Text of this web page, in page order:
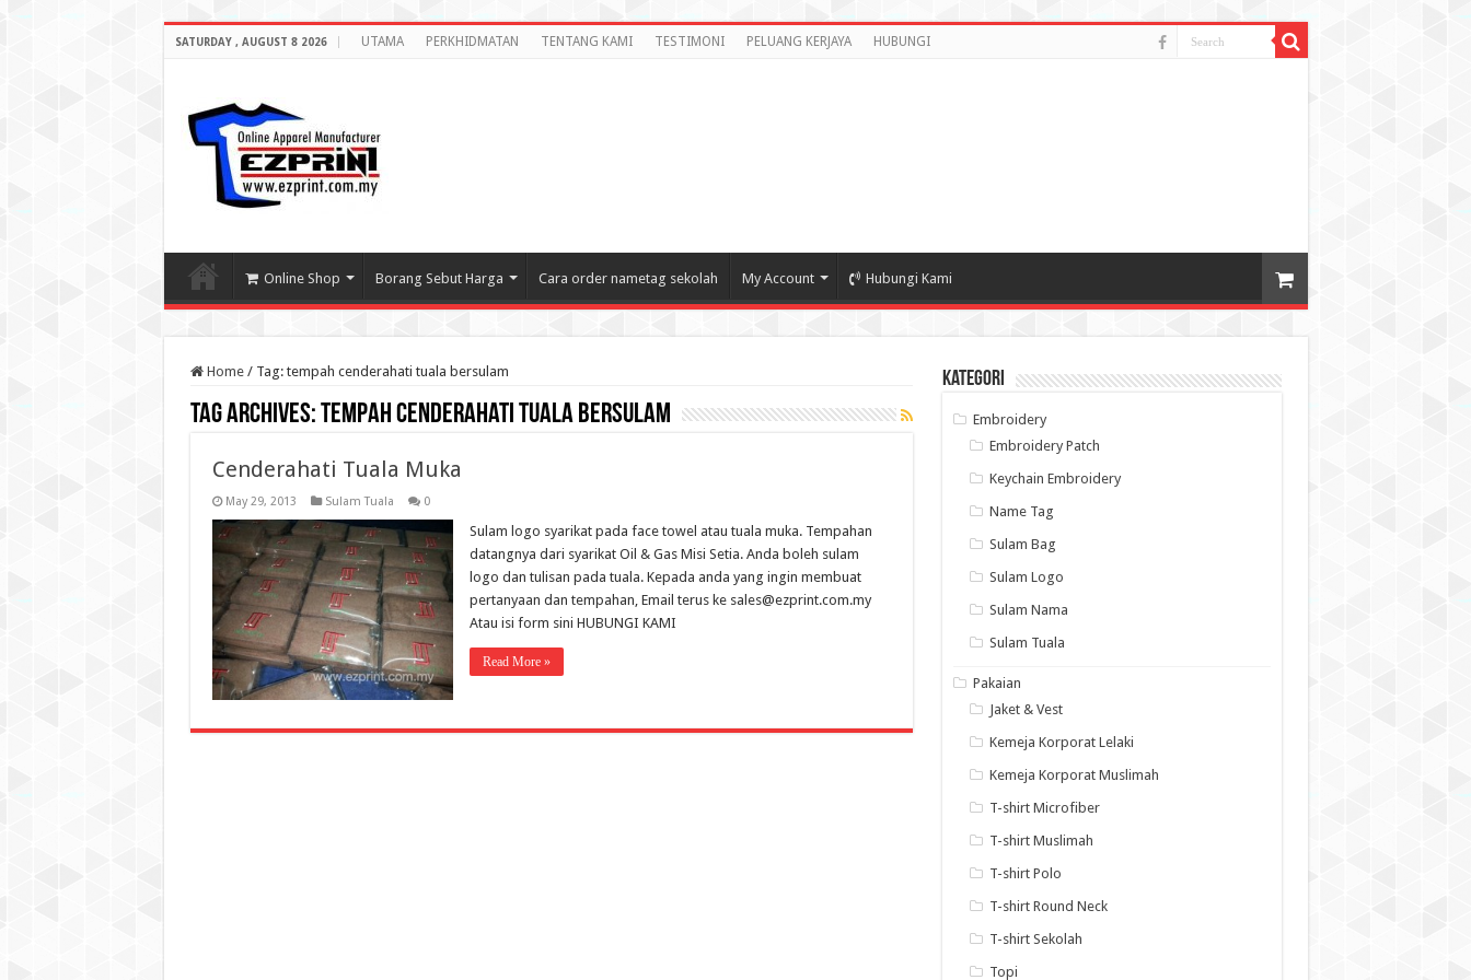
SATURDAY , AUGUST 8 2026 UTAMA PERKHIDMATAN TENTANG KAMI TESTIMONI PELUANG KERJAYA HUBUNGI
Online Shop Borang Sebut Harga Cara order nametag sekolah My Account Hubungi Kami
Home / Tag: tempah cenderahati tuala bersulam
Tag Archives:tempah cenderahati tuala bersulam
Cenderahati Tuala Muka
May 29, 2013 Sulam Tuala 0
Sulam logo syarikat pada face towel atau tuala muka. Tempahan
datangnya dari syarikat Oil & Gas Misi Setia. Anda boleh sulam
logo dan tulisan pada tuala. Kepada anda yang ingin membuat
pertanyaan dan tempahan, Email terus ke sales@ezprint.com.my
Atau isi form sini HUBUNGI KAMI
Read More »
Kategori
Embroidery
Embroidery Patch
Keychain Embroidery
Name Tag
Sulam Bag
Sulam Logo
Sulam Nama
Sulam Tuala
Pakaian
Jaket & Vest
Kemeja Korporat Lelaki
Kemeja Korporat Muslimah
T-shirt Microfiber
T-shirt Muslimah
T-shirt Polo
T-shirt Round Neck
T-shirt Sekolah
Topi